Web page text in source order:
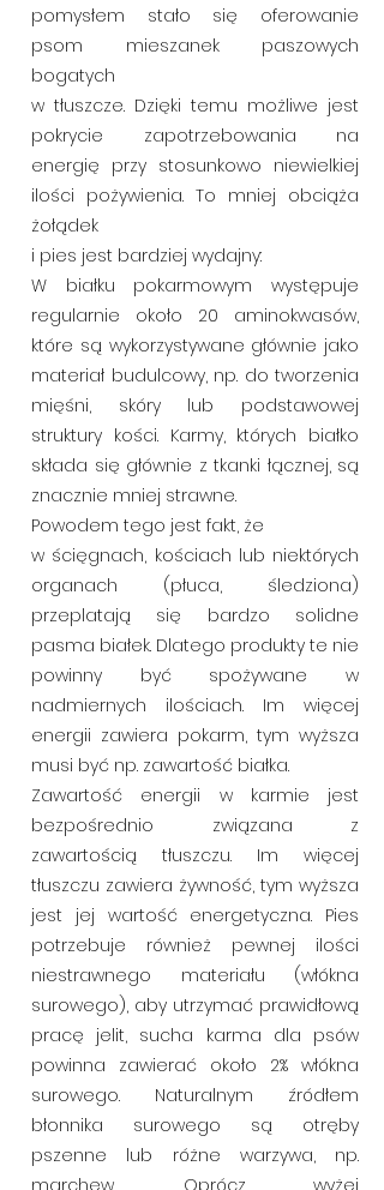
pomysłem stało się oferowanie
psom mieszanek paszowych
bogatych
w tłuszcze. Dzięki temu możliwe jest
pokrycie zapotrzebowania na
energię przy stosunkowo niewielkiej
ilości pożywienia. To mniej obciąża
żołądek
i pies jest bardziej wydajny:
W białku pokarmowym występuje
regularnie około 20 aminokwasów,
które są wykorzystywane głównie jako
materiał budulcowy, np. do tworzenia
mięśni, skóry lub podstawowej
struktury kości. Karmy, których białko
składa się głównie z tkanki łącznej, są
znacznie mniej strawne.
Powodem tego jest fakt, że
w ścięgnach, kościach lub niektórych
organach (płuca, śledziona)
przeplatają się bardzo solidne
pasma białek. Dlatego produkty te nie
powinny być spożywane w
nadmiernych ilościach. Im więcej
energii zawiera pokarm, tym wyższa
musi być np. zawartość białka.
Zawartość energii w karmie jest
bezpośrednio związana z
zawartością tłuszczu. Im więcej
tłuszczu zawiera żywność, tym wyższa
jest jej wartość energetyczna. Pies
potrzebuje również pewnej ilości
niestrawnego materiału (włókna
surowego), aby utrzymać prawidłową
pracę jelit, sucha karma dla psów
powinna zawierać około 2% włókna
surowego. Naturalnym źródłem
błonnika surowego są otręby
pszenne lub różne warzywa, np.